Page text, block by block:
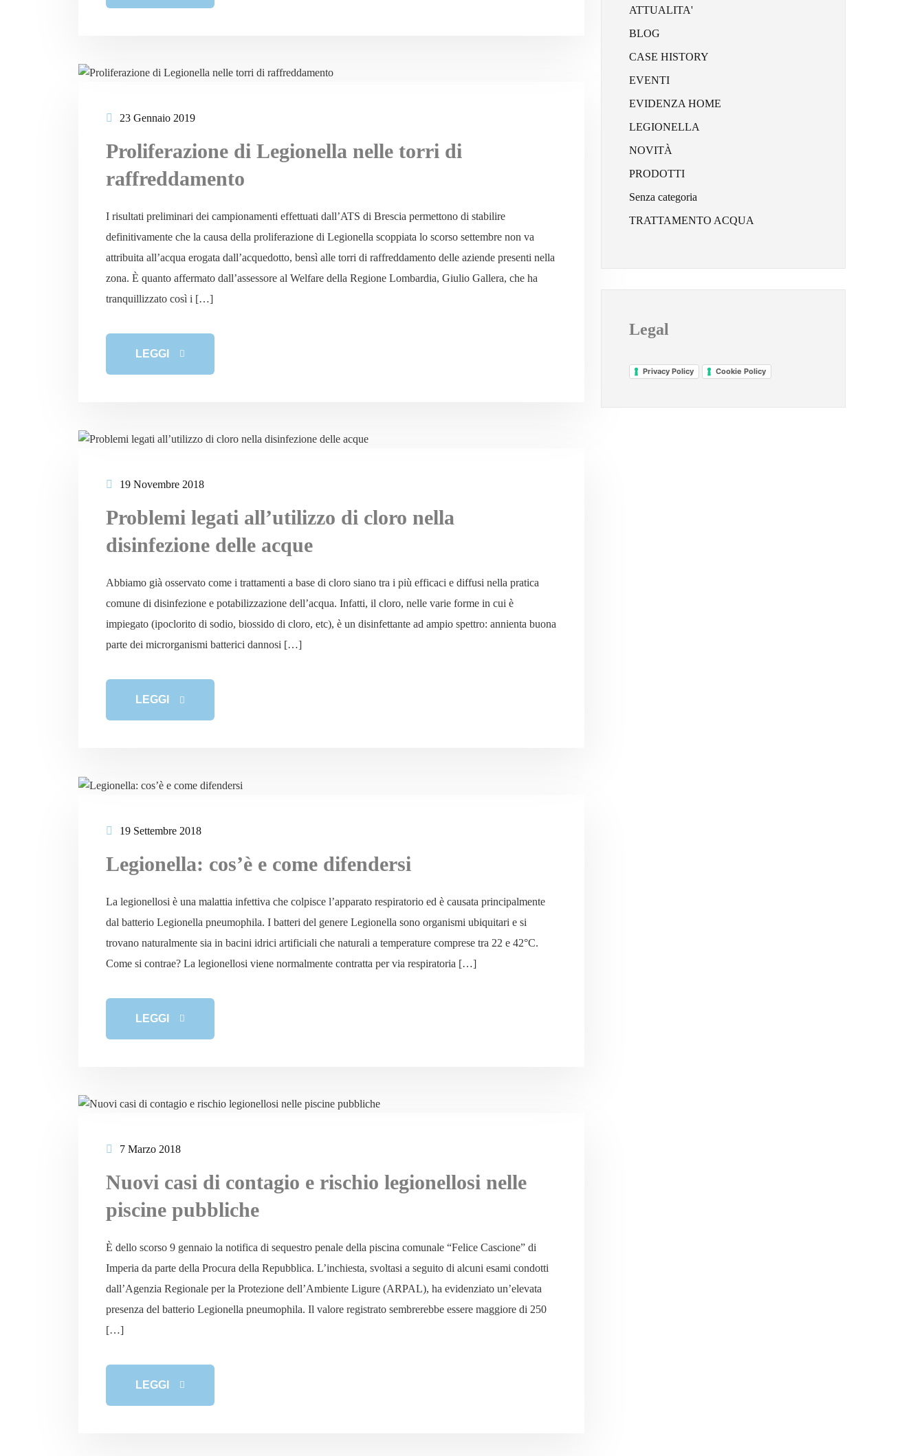
23 Gennaio 2019
Proliferazione di Legionella nelle torri di
raffreddamento
I risultati preliminari dei campionamenti effettuati dall’ATS di Brescia permettono di stabilire
definitivamente che la causa della proliferazione di Legionella scoppiata lo scorso settembre non va
attribuita all’acqua erogata dall’acquedotto, bensì alle torri di raffreddamento delle aziende presenti nella
zona. È quanto affermato dall’assessore al Welfare della Regione Lombardia, Giulio Gallera, che ha
tranquillizzato così i […]
LEGGI
19 Novembre 2018
Problemi legati all’utilizzo di cloro nella
disinfezione delle acque
Abbiamo già osservato come i trattamenti a base di cloro siano tra i più efficaci e diffusi nella pratica
comune di disinfezione e potabilizzazione dell’acqua. Infatti, il cloro, nelle varie forme in cui è
impiegato (ipoclorito di sodio, biossido di cloro, etc), è un disinfettante ad ampio spettro: annienta buona
parte dei microrganismi batterici dannosi […]
LEGGI
19 Settembre 2018
Legionella: cos’è e come difendersi
La legionellosi è una malattia infettiva che colpisce l’apparato respiratorio ed è causata principalmente
dal batterio Legionella pneumophila. I batteri del genere Legionella sono organismi ubiquitari e si
trovano naturalmente sia in bacini idrici artificiali che naturali a temperature comprese tra 22 e 42°C.
Come si contrae? La legionellosi viene normalmente contratta per via respiratoria […]
LEGGI
7 Marzo 2018
Nuovi casi di contagio e rischio legionellosi nelle
piscine pubbliche
È dello scorso 9 gennaio la notifica di sequestro penale della piscina comunale “Felice Cascione” di
Imperia da parte della Procura della Repubblica. L’inchiesta, svoltasi a seguito di alcuni esami condotti
dall’Agenzia Regionale per la Protezione dell’Ambiente Ligure (ARPAL), ha evidenziato un’elevata
presenza del batterio Legionella pneumophila. Il valore registrato sembrerebbe essere maggiore di 250
[…]
LEGGI
ATTUALITA'
BLOG
CASE HISTORY
EVENTI
EVIDENZA HOME
LEGIONELLA
NOVITÀ
PRODOTTI
Senza categoria
TRATTAMENTO ACQUA
Legal
Privacy Policy Cookie Policy